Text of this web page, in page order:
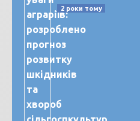
2 роки тому